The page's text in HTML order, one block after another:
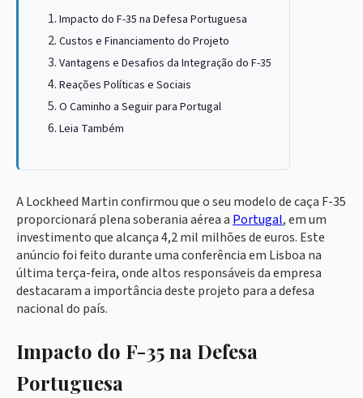
Impacto do F-35 na Defesa Portuguesa
Custos e Financiamento do Projeto
Vantagens e Desafios da Integração do F-35
Reações Políticas e Sociais
O Caminho a Seguir para Portugal
Leia Também
A Lockheed Martin confirmou que o seu modelo de caça F-35
proporcionará plena soberania aérea a Portugal, em um
investimento que alcança 4,2 mil milhões de euros. Este
anúncio foi feito durante uma conferência em Lisboa na
última terça-feira, onde altos responsáveis da empresa
destacaram a importância deste projeto para a defesa
nacional do país.
Impacto do F-35 na Defesa
Portuguesa